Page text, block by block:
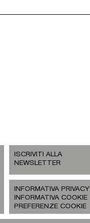
ISCRIVITI ALLA
NEWSLETTER
INFORMATIVA PRIVACY
INFORMATIVA COOKIE
PREFERENZE COOKIE